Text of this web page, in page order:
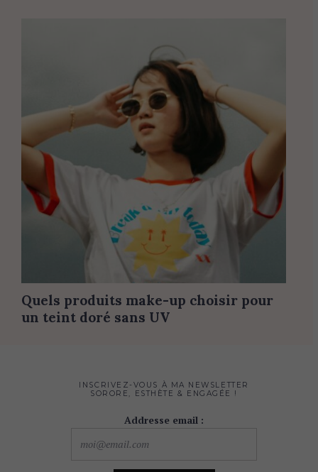
Quels produits make-up choisir pour
un teint doré sans UV
INSCRIVEZ-VOUS À MA NEWSLETTER
SORORE, ESTHÈTE & ENGAGÉE !
Addresse email :